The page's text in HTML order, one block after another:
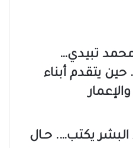
تبيدي…
حين يتقدم أبناء
يكتب…. حـال